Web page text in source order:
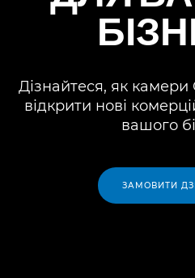
Дізнайтеся, як
відкрити нові
вашого
ЗАМОВИТИ